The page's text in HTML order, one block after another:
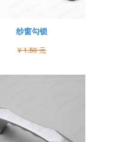
纱窗勾锁
¥ 1.50 元